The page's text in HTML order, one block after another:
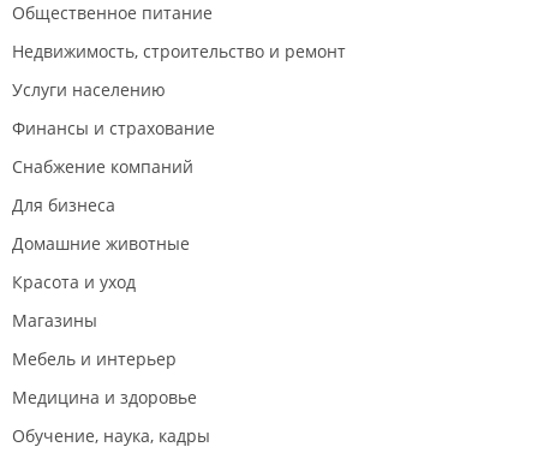
Общественное питание
Недвижимость, строительство и ремонт
Услуги населению
Финансы и страхование
Снабжение компаний
Для бизнеса
Домашние животные
Красота и уход
Магазины
Мебель и интерьер
Медицина и здоровье
Обучение, наука, кадры